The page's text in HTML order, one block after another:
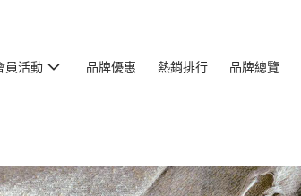
員活動 品牌優惠 熱銷排行 品牌總覽